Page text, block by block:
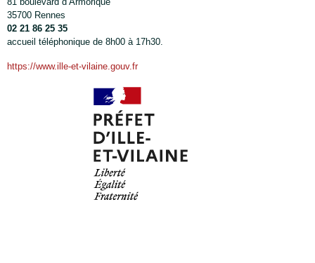
35700 Rennes
02 21 86 25 35
accueil téléphonique de 8h00 à 17h30.
https://www.ille-et-vilaine.gouv.fr